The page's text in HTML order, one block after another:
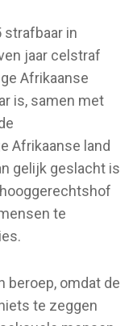
in
jaar celstraf
Afrikaanse
is, samen met
Afrikaanse land
gelijk geslacht is
te
beroep, omdat de
te zeggen